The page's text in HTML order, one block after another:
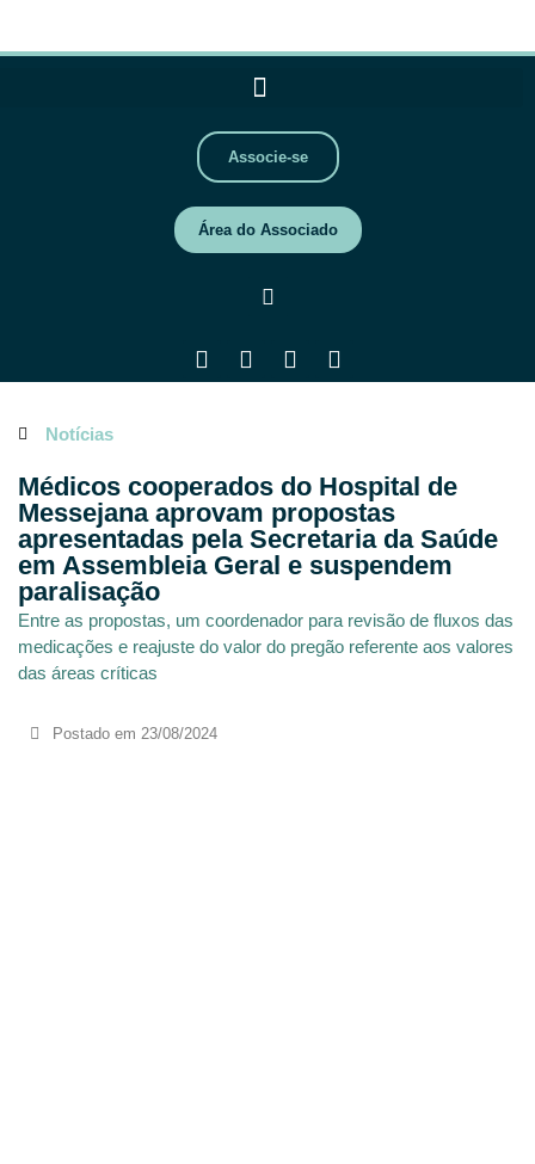
Associe-se
Área do Associado
Notícias
Médicos cooperados do Hospital de
Messejana aprovam propostas
apresentadas pela Secretaria da Saúde
em Assembleia Geral e suspendem
paralisação
Entre as propostas, um coordenador para revisão de fluxos das
medicações e reajuste do valor do pregão referente aos valores
das áreas críticas
Postado em 23/08/2024